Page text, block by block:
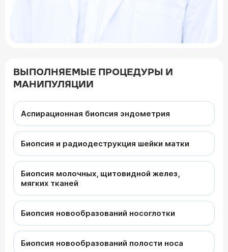
ВЫПОЛНЯЕМЫЕ ПРОЦЕДУРЫ И
МАНИПУЛЯЦИИ
Аспирационная биопсия эндометрия
Биопсия и радиодеструкция шейки матки
Биопсия молочных, щитовидной желез,
мягких тканей
Биопсия новообразований носоглотки
Биопсия новообразований полости носа